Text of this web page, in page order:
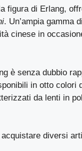
figura di Erlang,
. Un’ampia gamma
cinese in
è senza dubbio
in otto colori
da lenti in
diversi